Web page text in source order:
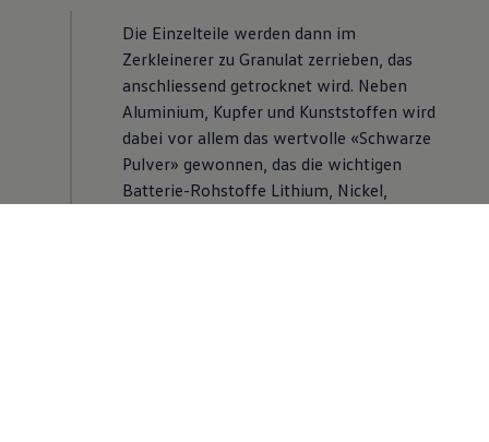
Die Einzelteile werden dann im
Zerkleinerer zu Granulat zerrieben, das
anschliessend getrocknet wird. Neben
Aluminium, Kupfer und Kunststoffen wird
dabei vor allem das wertvolle «Schwarze
Pulver» gewonnen, das die wichtigen
Batterie-Rohstoffe Lithium, Nickel,